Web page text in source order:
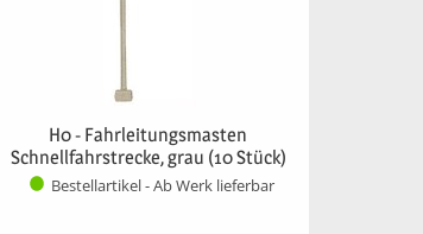
H0 - Fahrleitungsmasten
Schnellfahrstrecke, grau (10 Stück)
Bestellartikel - Ab Werk lieferbar